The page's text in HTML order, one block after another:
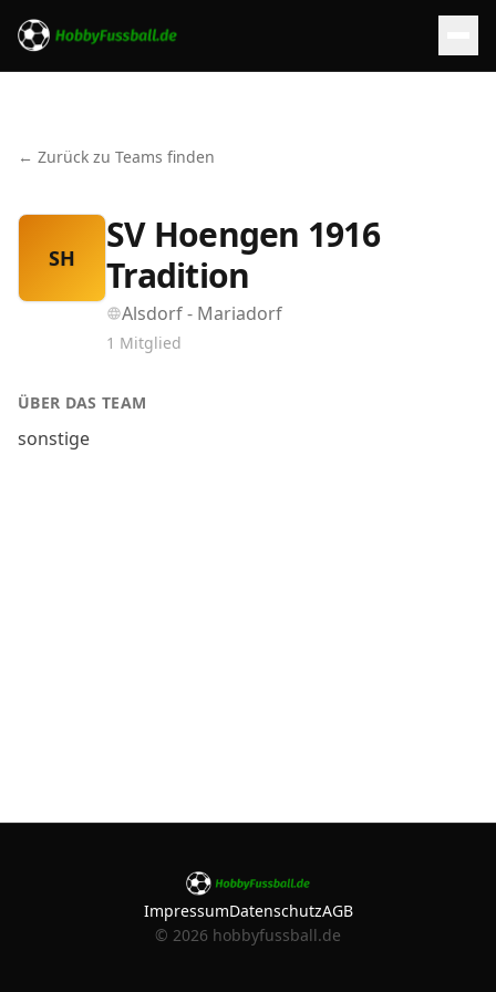
← Zurück zu Teams finden
SH
SV Hoengen 1916
Tradition
Alsdorf - Mariadorf
1 Mitglied
ÜBER DAS TEAM
sonstige
ImpressumDatenschutzAGB
© 2026 hobbyfussball.de